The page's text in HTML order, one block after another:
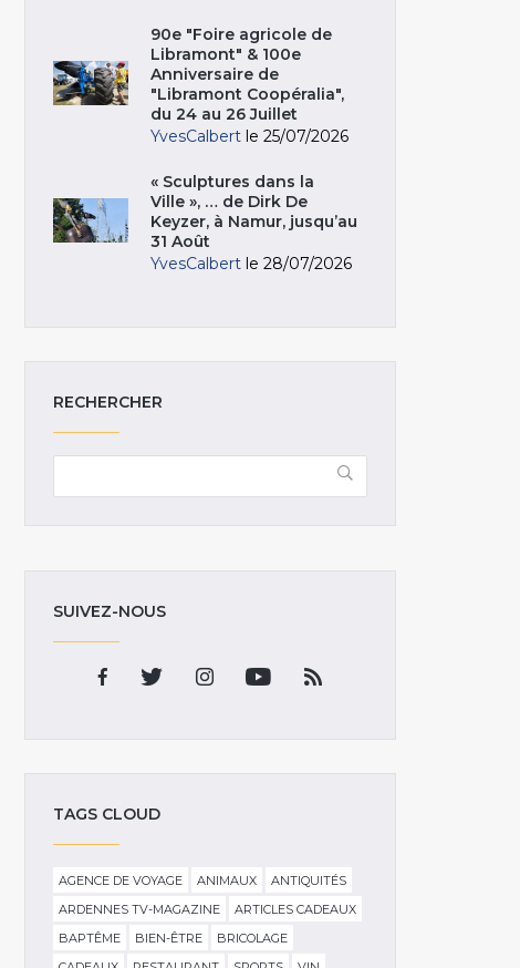
90e "Foire agricole de
Libramont" & 100e
Anniversaire de
"Libramont Coopéralia",
du 24 au 26 Juillet
YvesCalbert le 25/07/2026
« Sculptures dans la
Ville », … de Dirk De
Keyzer, à Namur, jusqu’au
31 Août
YvesCalbert le 28/07/2026
RECHERCHER
SUIVEZ-NOUS
TAGS CLOUD
AGENCE DE VOYAGE ANIMAUX
ANTIQUITÉS
ARDENNES TV-MAGAZINE
ARTICLES CADEAUX
BAPTÊME
BIEN-ÊTRE
BRICOLAGE